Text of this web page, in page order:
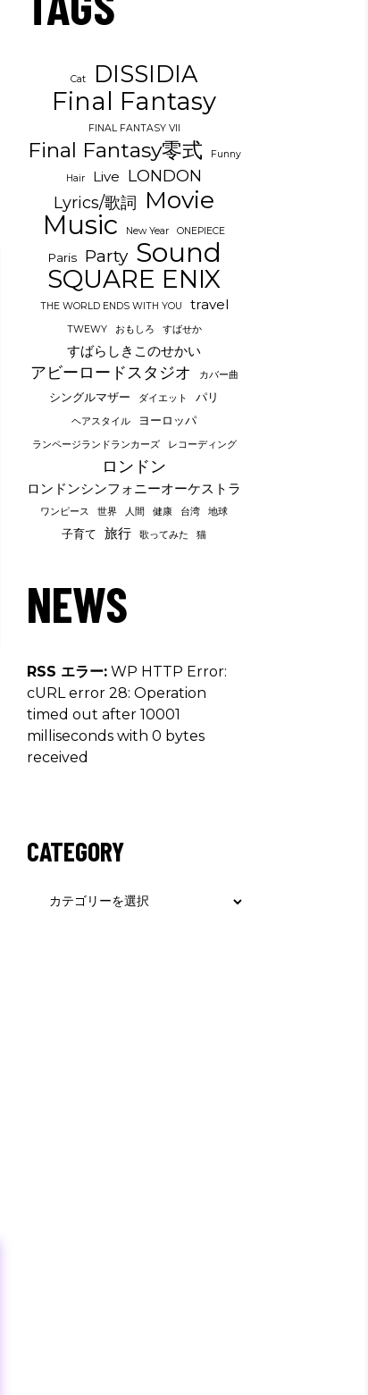
Cat DISSIDIA
Final Fantasy
FINAL FANTASY VII
Final Fantasy零式 Funny
Hair Live LONDON
Lyrics/歌詞 Movie
Music New Year ONEPIECE
Paris Party Sound
SQUARE ENIX
THE WORLD ENDS WITH YOU travel
TWEWY おもしろ すばせか
すばらしきこのせかい
アビーロードスタジオ カバー曲
シングルマザー ダイエット パリ
ヘアスタイル ヨーロッパ
ランページランドランカーズ レコーディング
ロンドン
ロンドンシンフォニーオーケストラ
ワンピース 世界 人間 健康 台湾 地球
子育て 旅行 歌ってみた 猫
NEWS
RSS エラー: WP HTTP Error:
cURL error 28: Operation
timed out after 10001
milliseconds with 0 bytes
received
CATEGORY
Category